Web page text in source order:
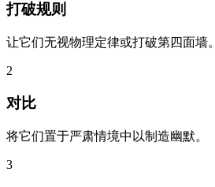
打破规则
让它们无视物理定律或打破第四面墙。
2
对比
将它们置于严肃情境中以制造幽默。
3